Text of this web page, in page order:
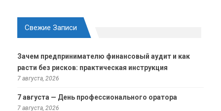
Свежие Записи
Зачем предпринимателю финансовый аудит и как
расти без рисков: практическая инструкция
7 августа, 2026
7 августа — День профессионального оратора
7 августа, 2026